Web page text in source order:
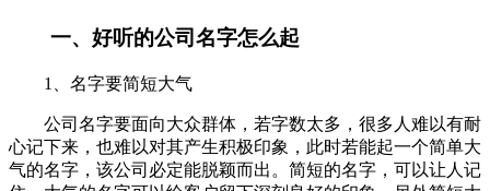
一、好听的公司名字怎么起
1、名字要简短大气
公司名字要面向大众群体，若字数太多，很多人难以有耐
心记下来，也难以对其产生积极印象，此时若能起一个简单大
气的名字，该公司必定能脱颖而出。简短的名字，可以让人记